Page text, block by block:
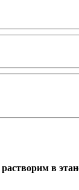
растворим в